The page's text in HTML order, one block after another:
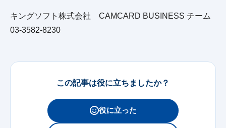
キングソフト株式会社 CAMCARD BUSINESS チーム
03-3582-8230
この記事は役に立ちましたか？
役に立った